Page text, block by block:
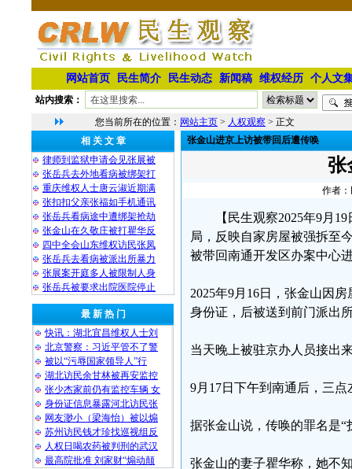
网站首页 民生简介 民生动态 新闻稿 维权经历 个人文
站内搜索：
您当前所在的位置： 网站主页 > 人权观察 > 正文
相 关 文 章
律师到监狱申请会见张展被
张岳兵去外地看病被绑架打
重庆维权人士唐云淑近期满
张扣扣父亲张福如手机通讯
张岳兵看病途中遭绑架抢劫
张金山在久敬庄被打瞿华反
四中全会山东维权访民张凤
张岳兵去看病被派出所暴力
张展案开庭多人被限制人身
张岳兵被要求出院医院停止
最 新 热 门
快讯：湖北宜昌维权人士刘
北京警察：习近平管不了警
被以“污辱国家领导人”行
湖北访民余甘林被再安监控
张少杰家前仍有监控车辆 女
身份证信息暴露河北访民张
网友渺小（梁海怡）被以煽
苏州访民钱才珍找巡视组反
人权日喝农药被判刑的武汉
最高院批准 刘家财“煽动颠
张金山进京上访被带回后遭传唤
张
作者：
【民生观察2025年9月
局，反映自家房屋被强拆至
被带回南通开发区办案中心
2025年9月16日，张金山因
身份证，后被送到前门派出
当天晚上被驻京办人员接出
9月17日下午到南通后，三
据张金山说，传唤的罪名是“
张金山的妻子瞿华称，她不